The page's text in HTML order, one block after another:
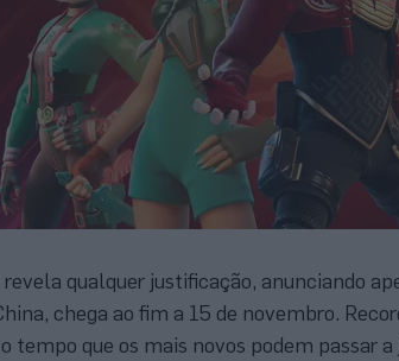
revela qualquer justificação, anunciando
chega ao fim a 15 de novembro.
tempo que os mais novos podem passar a